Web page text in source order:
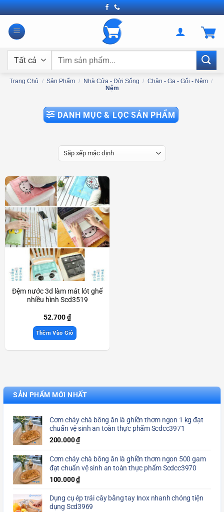
Bỏ
qua
nội
Tìm
Trang Chủ / Sản Phẩm / Nhà Cửa - Đời Sống / Chăn - Ga - Gối - Nệm /
Nệm
DANH MỤC & LỌC SẢN PHẨM
Đệm nước 3d làm mát lót ghế
nhiều hình Scd3519
52.700₫
Thêm Vào Giỏ
SẢN PHẨM MỚI NHẤT
Cơm cháy chà bông ăn là ghiền thơm ngon 1 kg đạt
chuẩn vệ sinh an toàn thực phẩm Scdcc3971
200.000₫
Cơm cháy chà bông ăn là ghiền thơm ngon 500 gam
đạt chuẩn vệ sinh an toàn thực phẩm Scdcc3970
100.000₫
Dụng cụ ép trái cây bằng tay Inox nhanh chóng tiện
dụng Scd3969